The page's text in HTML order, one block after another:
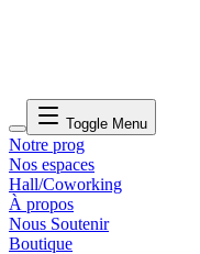
Toggle Menu
Notre prog
Nos espaces
Hall/Coworking
À propos
Nous Soutenir
Boutique